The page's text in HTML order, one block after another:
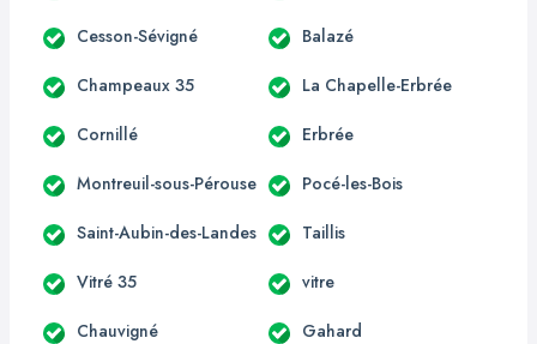
Cesson-Sévigné Balazé
Champeaux 35 La Chapelle-Erbrée
Cornillé Erbrée
Montreuil-sous-Pérouse Pocé-les-Bois
Saint-Aubin-des-Landes Taillis
Vitré 35 vitre
Chauvigné Gahard